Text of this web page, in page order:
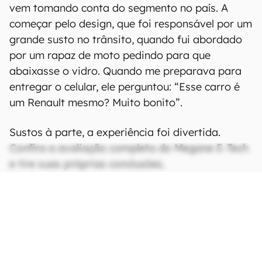
vem tomando conta do segmento no país. A
começar pelo design, que foi responsável por um
grande susto no trânsito, quando fui abordado
por um rapaz de moto pedindo para que
abaixasse o vidro. Quando me preparava para
entregar o celular, ele perguntou: “Esse carro é
um Renault mesmo? Muito bonito”.
Sustos à parte, a experiência foi divertida.
Confira a avaliação completa do Megane E-Tech
e tire suas próprias conclusões.